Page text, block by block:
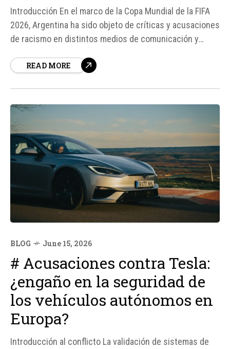
Introducción En el marco de la Copa Mundial de la FIFA
2026, Argentina ha sido objeto de críticas y acusaciones
de racismo en distintos medios de comunicación y
Interreligioso (IDI) de Argentina ha emitido un
READ MORE
BLOG June 15, 2026
# Acusaciones contra Tesla:
¿engaño en la seguridad de
los vehículos autónomos en
Europa?
Introducción al conflicto La validación de sistemas de